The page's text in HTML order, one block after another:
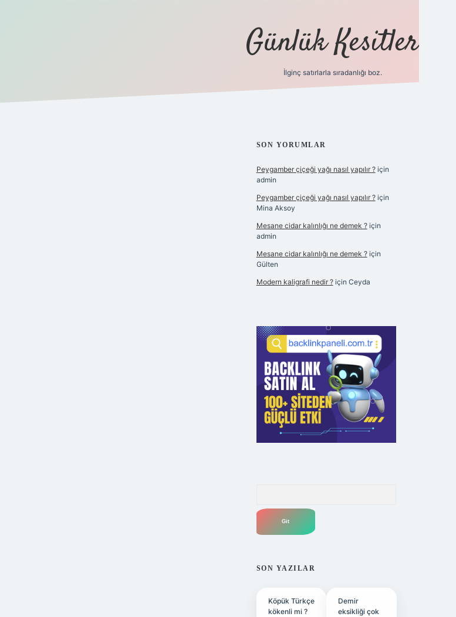
Günlük Kesitler
İlginç satırlarla sıradanlığı boz.
SIDEBAR
SON YORUMLAR
Peygamber çiçeği yağı nasıl yapılır ?için
admin
Peygamber çiçeği yağı nasıl yapılır ?için
Mina Aksoy
Mesane cidar kalınlığı ne demek ?için
admin
Mesane cidar kalınlığı ne demek ?için
Gülten
Modern kaligrafi nedir ?için Ceyda
SON YAZILAR
Köpük Türkçe
kökenli mi ?
Demir
eksikliği çok